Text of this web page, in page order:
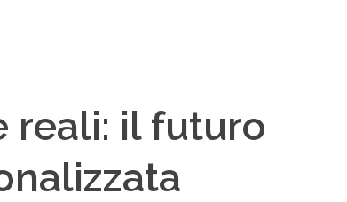
reali: il futuro